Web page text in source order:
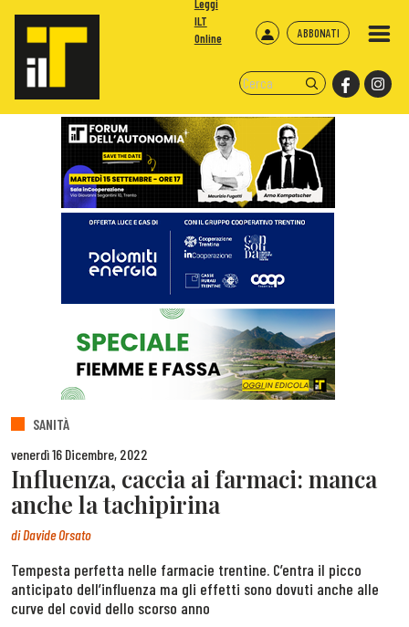
ABBONATI
Leggi
ILT
Online
SANITÀ
venerdì 16 Dicembre, 2022
Influenza, caccia ai farmaci: manca
anche la tachipirina
diDavide Orsato
Tempesta perfetta nelle farmacie trentine. C’entra il picco
anticipato dell’influenza ma gli effetti sono dovuti anche alle
curve del covid dello scorso anno